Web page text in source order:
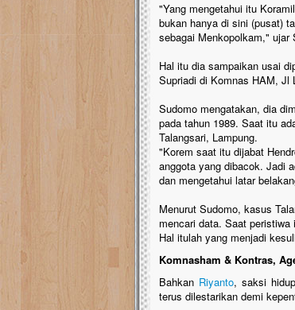
"Yang mengetahui itu
bukan hanya di sini (pusat)
sebagai Menkopolkam," ujar
Hal itu dia sampaikan usai
Supriadi di Komnas HAM, Jl
Sudomo mengatakan, dia
pada tahun 1989. Saat itu
Talangsari, Lampung.
"Korem saat itu dijabat
anggota yang dibacok. Jadi
dan mengetahui latar
Menurut Sudomo, kasus
mencari data. Saat
Hal itulah yang menjadi
Komnasham & Kontras,
Bahkan Riyanto, saksi
terus dilestarikan demi